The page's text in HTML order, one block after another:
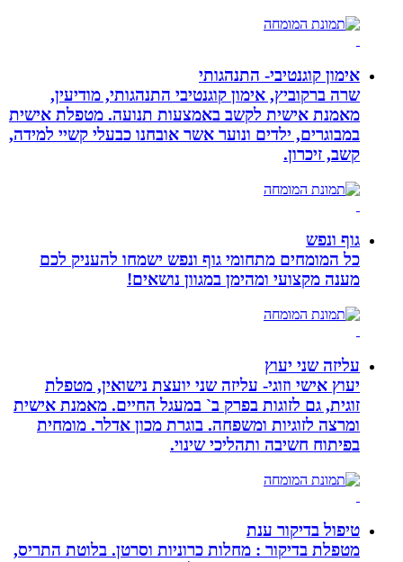
אימון קוגנטיבי- התנהגותי
שרה ברקוביץ, אימון קוגנטיבי התנהגותי, מודיעין,
מאמנת אישית לקשב באמצעות תנועה. מטפלת אישית
במבוגרים, ילדים ונוער אשר אובחנו כבעלי קשיי למידה,
קשב, זיכרון.
גוף ונפש
כל המומחים מתחומי גוף ונפש ישמחו להעניק לכם
מענה מקצועי ומהימן במגוון נושאים!
עליזה שני יעוץ
יעוץ אישי וזוגי- עליזה שני יועצת נישואין, מטפלת
זוגית, גם לזוגות בפרק ב` במעגל החיים. מאמנת אישית
ומרצה לזוגיות ומשפחה. בוגרת מכון אדלר. מומחית
בפיתוח חשיבה ותהליכי שינוי.
טיפול בדיקור ענת
מטפלת בדיקור : מחלות כרוניות וסרטן. בלוטת התריס,